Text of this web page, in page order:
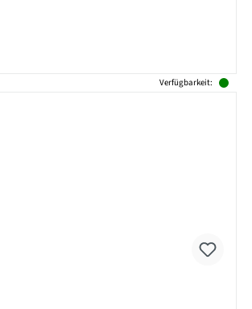
Verfügbarkeit: